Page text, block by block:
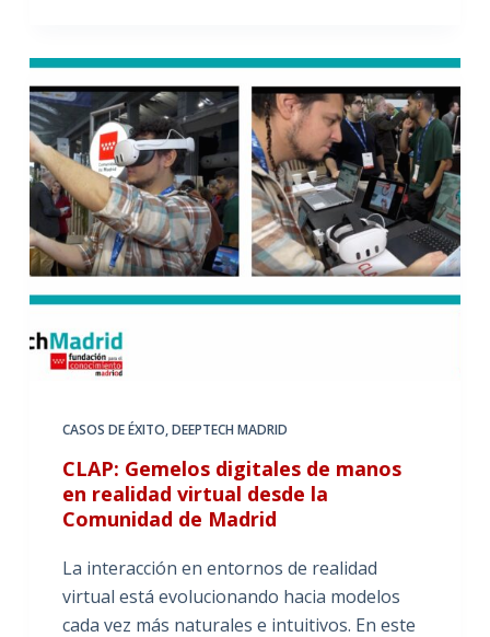
CASOS DE ÉXITO,DEEPTECH MADRID
CLAP: Gemelos digitales de manos
en realidad virtual desde la
Comunidad de Madrid
La interacción en entornos de realidad
virtual está evolucionando hacia modelos
cada vez más naturales e intuitivos. En este